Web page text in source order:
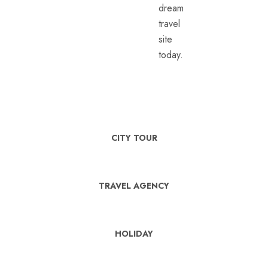
dream
travel
site
today.
CITY TOUR
TRAVEL AGENCY
HOLIDAY